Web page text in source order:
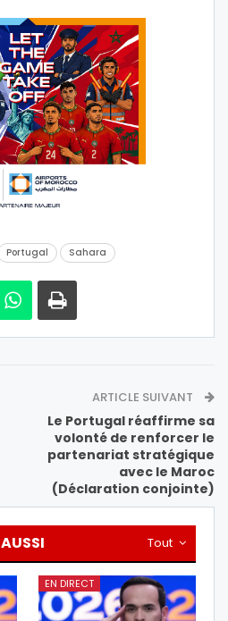
Portugal Sahara
ARTICLE SUIVANT
Le Portugal réaffirme sa
volonté de renforcer le
partenariat stratégique
avec le Maroc
(Déclaration conjointe)
Tout
EN DIRECT